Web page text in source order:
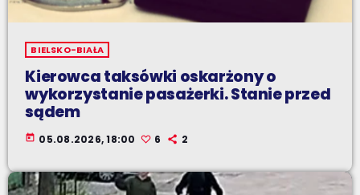
BIELSKO-BIAŁA
Kierowca taksówki oskarżony o
wykorzystanie pasażerki. Stanie przed
sądem
today 05.08.2026, 18:00 6 2